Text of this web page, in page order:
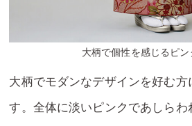
大柄で個性を感じるピン
大柄でモダンなデザインを好む
す。全体に淡いピンクであしらわ